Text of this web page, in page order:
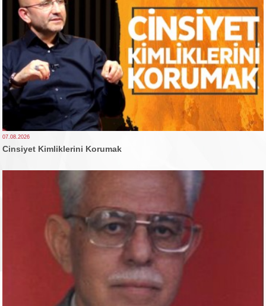
07.08.2026
Cinsiyet Kimliklerini Korumak